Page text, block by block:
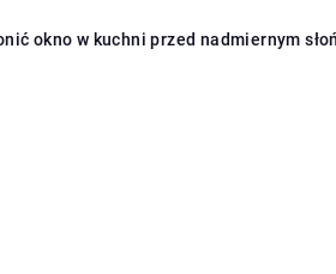
okno w kuchni przed nadmiernym